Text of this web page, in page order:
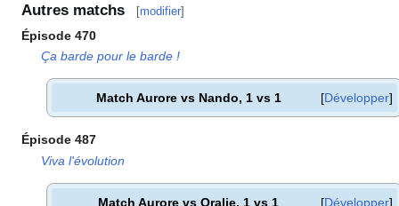
Autres matchs [modifier]
Épisode 470
Ça barde pour le barde !
Développer
Match Aurore vs Nando, 1 vs 1
Épisode 487
Viva l'évolution
Développer
Match Aurore vs Oralie, 1 vs 1